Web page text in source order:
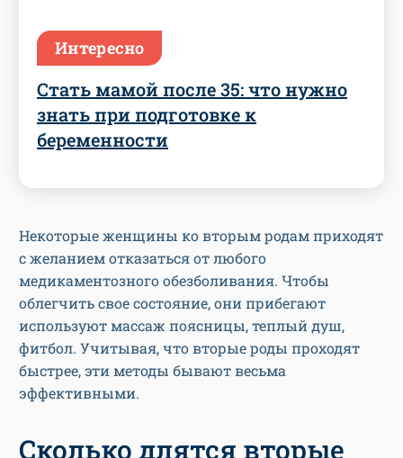
Стать мамой после 35: что нужно
беременности
медикаментозного обезболивания. Чтобы
облегчить свое состояние, они прибегают
используют массаж поясницы, теплый душ,
фитбол. Учитывая, что вторые роды проходят
быстрее, эти методы бывают весьма
эффективными.
Сколько длятся вторые
роды